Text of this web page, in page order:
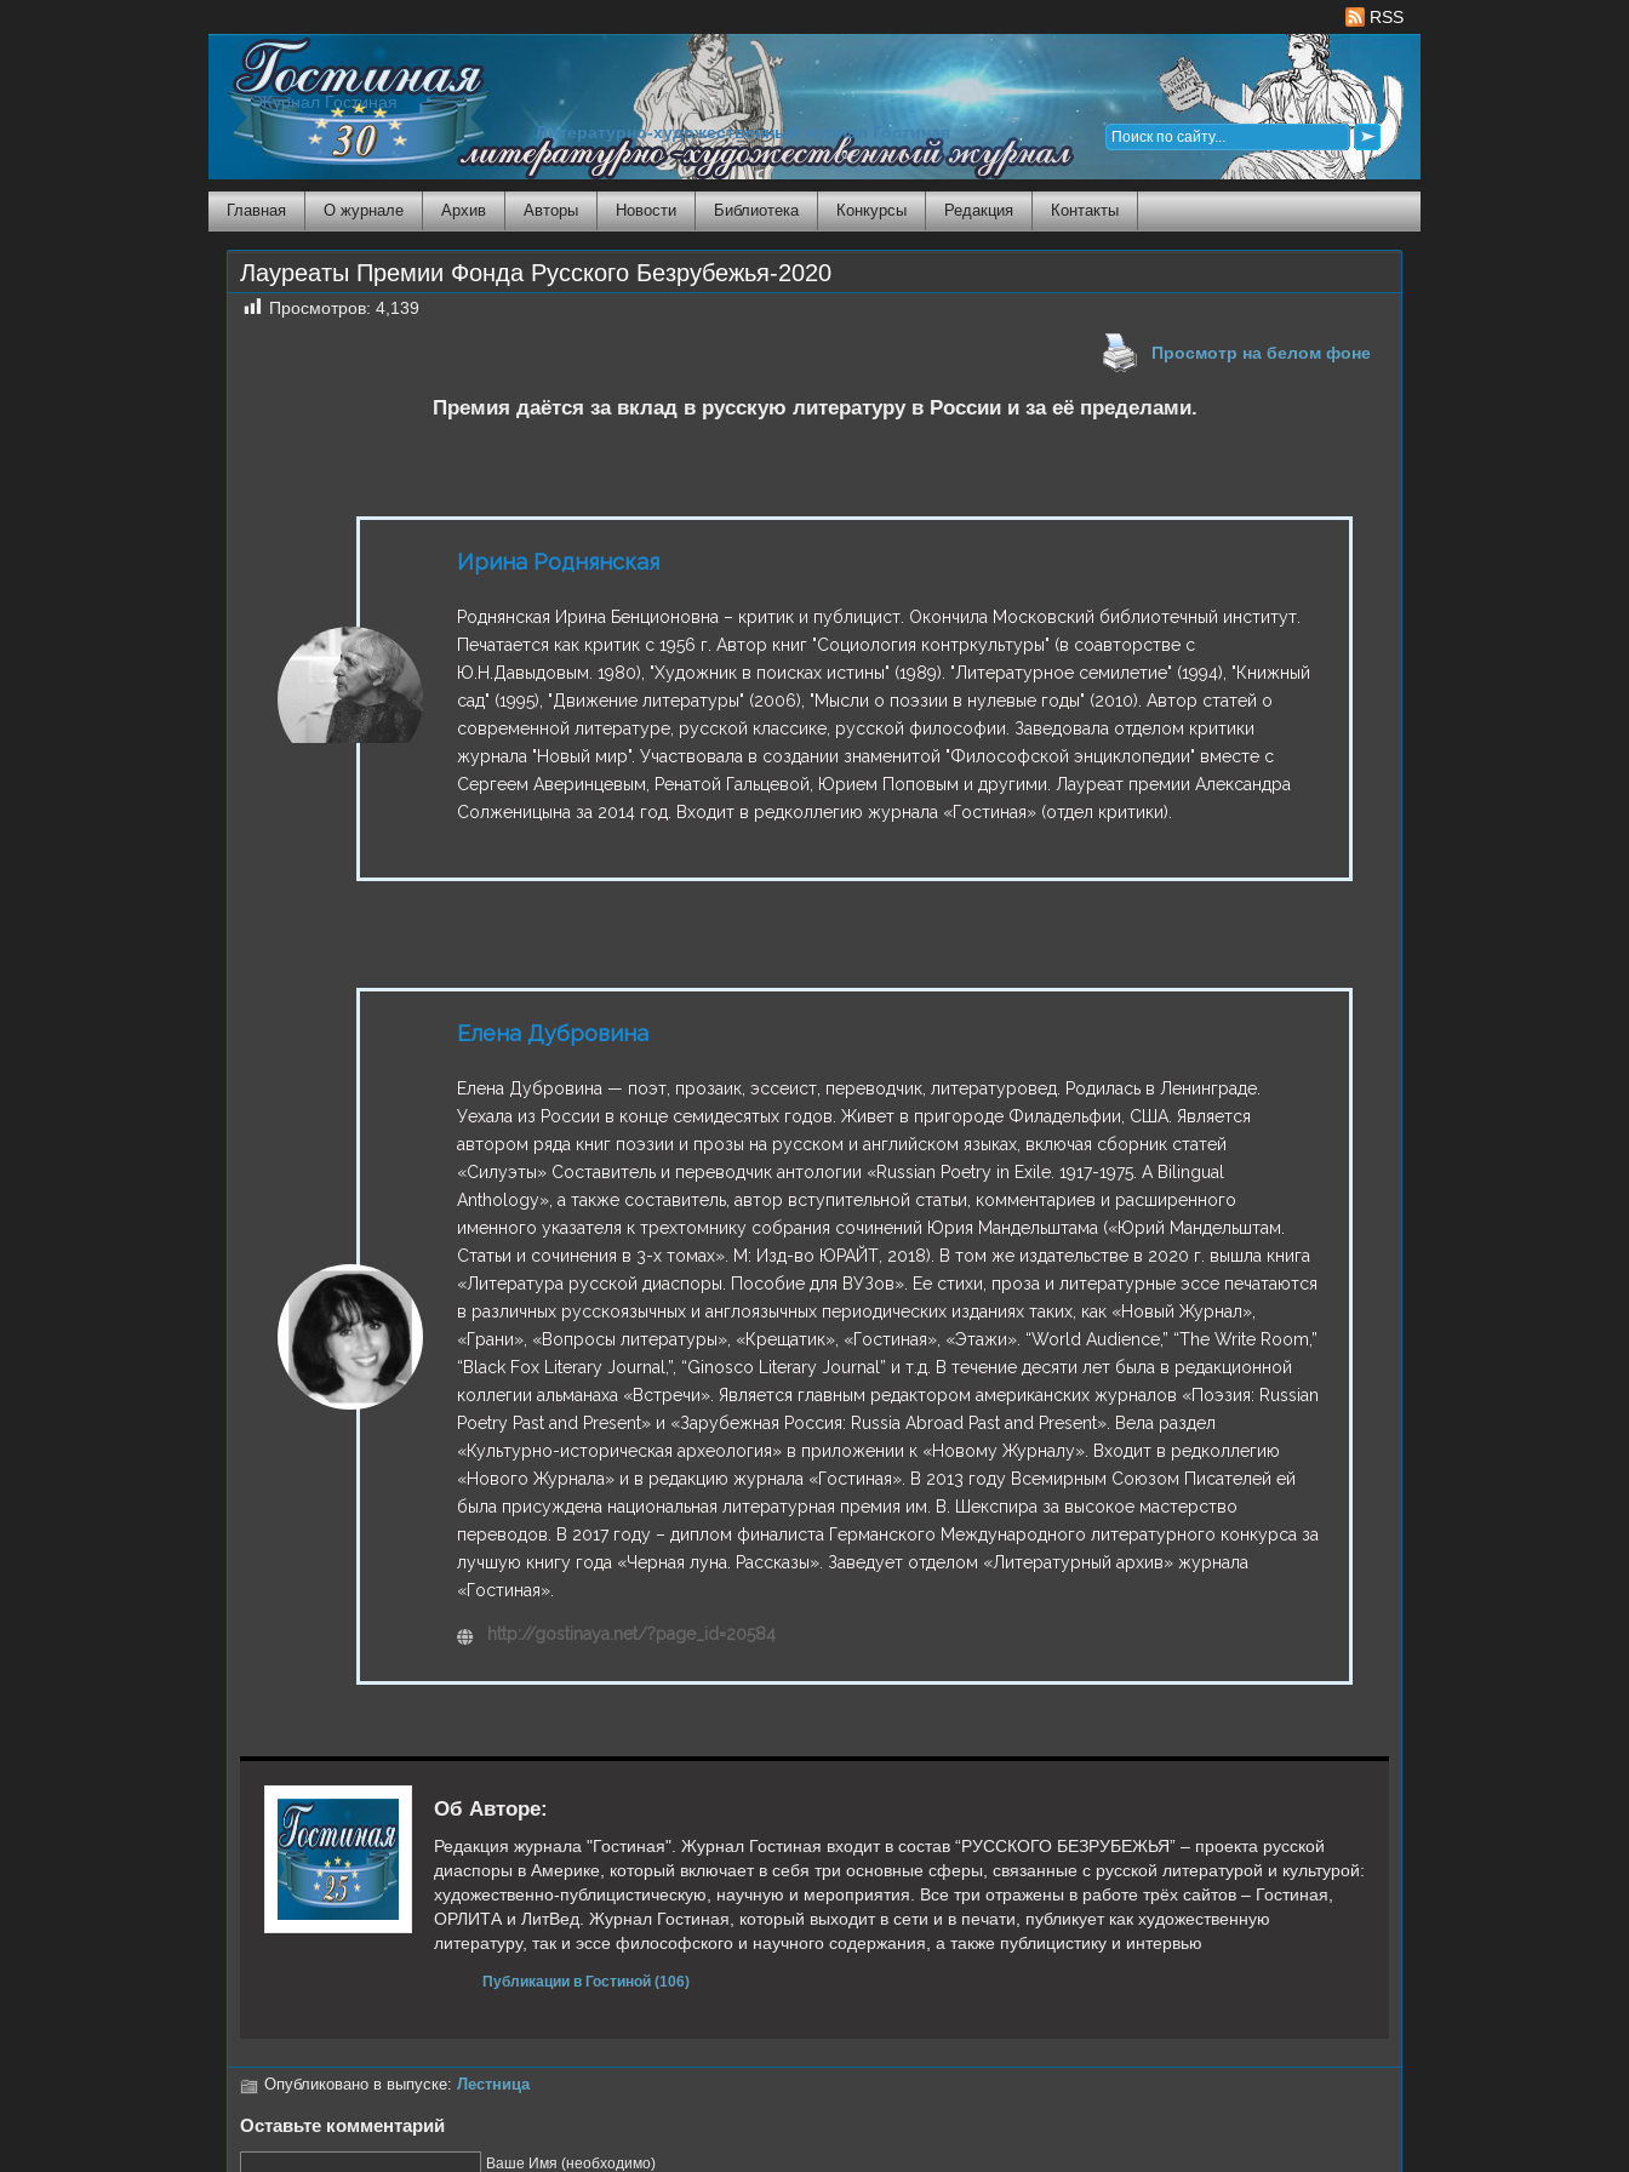
RSS
Журнал Гостиная
Литературно-художественный журнал Гостиная
Главная О журнале Архив Авторы Новости Библиотека Конкурсы Редакция Контакты
Лауреаты Премии Фонда Русского Безрубежья-2020
Просмотров: 4,139
Просмотр на белом фоне
Премия даётся за вклад в русскую литературу в России и за её пределами.
Ирина Роднянская
Роднянская Ирина Бенционовна – критик и публицист. Окончила Московский библиотечный институт.
Печатается как критик с 1956 г. Автор книг "Социология контркультуры" (в соавторстве с
Ю.Н.Давыдовым. 1980), "Художник в поисках истины" (1989). "Литературное семилетие" (1994), "Книжный
сад" (1995), "Движение литературы" (2006), "Мысли о поэзии в нулевые годы" (2010). Автор статей о
современной литературе, русской классике, русской философии. Заведовала отделом критики
журнала "Новый мир". Участвовала в создании знаменитой "Философской энциклопедии" вместе с
Сергеем Аверинцевым, Ренатой Гальцевой, Юрием Поповым и другими. Лауреат премии Александра
Солженицына за 2014 год. Входит в редколлегию журнала «Гостиная» (отдел критики).
Елена Дубровина
Елена Дубровина — поэт, прозаик, эссеист, переводчик, литературовед. Родилась в Ленинграде.
Уехала из России в конце семидесятых годов. Живет в пригороде Филадельфии, США. Является
автором ряда книг поэзии и прозы на русском и английском языках, включая сборник статей
«Силуэты» Составитель и переводчик антологии «Russian Poetry in Exile. 1917-1975. A Bilingual
Anthology», а также составитель, автор вступительной статьи, комментариев и расширенного
именного указателя к трехтомнику собрания сочинений Юрия Мандельштама («Юрий Мандельштам.
Статьи и сочинения в 3-х томах». М: Изд-во ЮРАЙТ, 2018). В том же издательстве в 2020 г. вышла книга
«Литература русской диаспоры. Пособие для ВУЗов». Ее стихи, проза и литературные эссе печатаются
в различных русскоязычных и англоязычных периодических изданиях таких, как «Новый Журнал»,
«Грани», «Вопросы литературы», «Крещатик», «Гостиная», «Этажи». “World Audience,” “The Write Room,”
“Black Fox Literary Journal,”, “Ginosco Literary Journal” и т.д. В течение десяти лет была в редакционной
коллегии альманаха «Встречи». Является главным редактором американских журналов «Поэзия: Russian
Poetry Past and Present» и «Зарубежная Россия: Russia Abroad Past and Present». Вела раздел
«Культурно-историческая археология» в приложении к «Новому Журналу». Входит в редколлегию
«Нового Журнала» и в редакцию журнала «Гостиная». В 2013 году Всемирным Союзом Писателей ей
была присуждена национальная литературная премия им. В. Шекспира за высокое мастерство
переводов. В 2017 году – диплом финалиста Германского Международного литературного конкурса за
лучшую книгу года «Черная луна. Рассказы». Заведует отделом «Литературный архив» журнала
«Гостиная».
http://gostinaya.net/?page_id=20584
Об Авторе:
Редакция журнала "Гостиная". Журнал Гостиная входит в состав “РУССКОГО БЕЗРУБЕЖЬЯ” – проекта русской
диаспоры в Америке, который включает в себя три основные сферы, связанные с русской литературой и культурой:
художественно-публицистическую, научную и мероприятия. Все три отражены в работе трёх сайтов – Гостиная,
ОРЛИТА и ЛитВед. Журнал Гостиная, который выходит в сети и в печати, публикует как художественную
литературу, так и эссе философского и научного содержания, а также публицистику и интервью
Публикации в Гостиной (106)
Опубликовано в выпуске: Лестница
Оставьте комментарий
Ваше Имя (необходимо)